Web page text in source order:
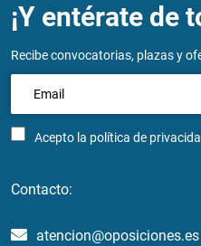
¡Y entérate de
Recibe convocatorias, plazas y
Acepto la política de
Contacto:
atencion@oposiciones.es